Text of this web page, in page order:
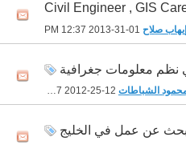
Civil Engineer , GIS
إيهاب صلاح 12:37 PM
نظم معلومات جغرافية
الشباطات 02:37 PM
أبحث عن عمل في الخليج